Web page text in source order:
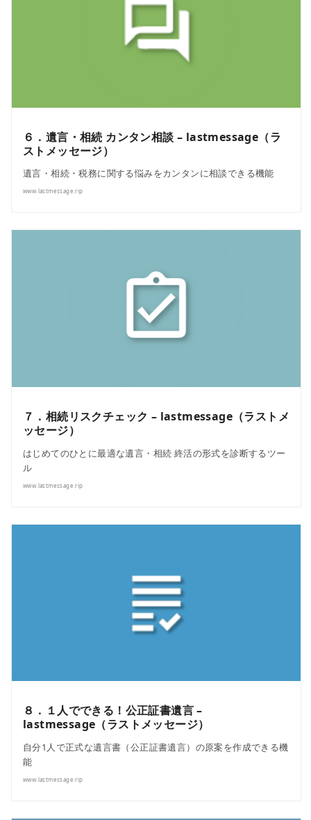
６．遺言・相続 カンタン相談 – lastmessage（ラ
ストメッセージ）
遺言・相続・税務に関する悩みをカンタンに相談できる機能
www.lastmessage.rip
７．相続リスクチェック – lastmessage（ラストメ
ッセージ）
はじめてのひとに最適な遺言・相続 終活の形式を診断するツー
ル
www.lastmessage.rip
８．１人でできる！公正証書遺言 –
lastmessage（ラストメッセージ）
自分1人で正式な遺言書（公正証書遺言）の原案を作成できる機
能
www.lastmessage.rip